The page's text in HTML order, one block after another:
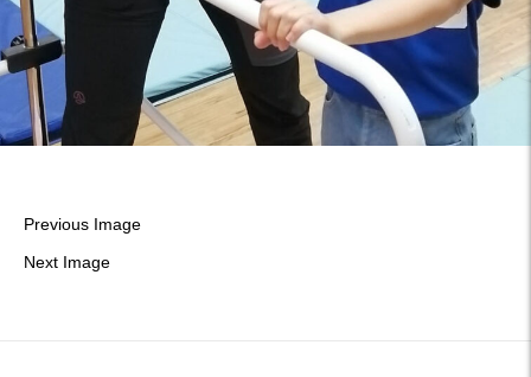
Previous Image
Next Image